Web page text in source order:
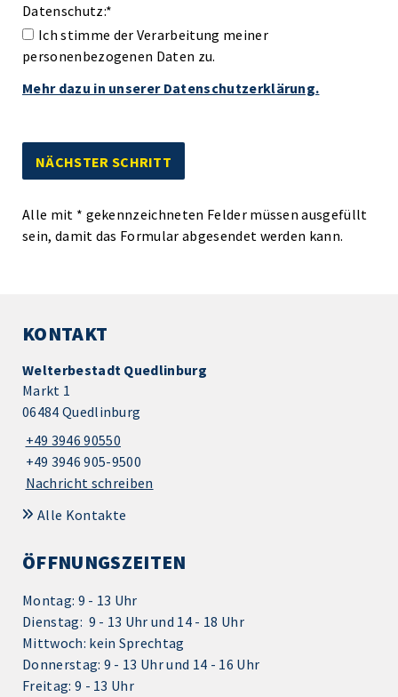
Datenschutz:*
Ich stimme der Verarbeitung meiner
personenbezogenen Daten zu.
Mehr dazu in unserer Datenschutzerklärung.
Alle mit * gekennzeichneten Felder müssen ausgefüllt
sein, damit das Formular abgesendet werden kann.
KONTAKT
Welterbestadt Quedlinburg
Markt 1
06484 Quedlinburg
+49 3946 90550
+49 3946 905-9500
Nachricht schreiben
Alle Kontakte
ÖFFNUNGSZEITEN
Montag: 9 - 13 Uhr
Dienstag: 9 - 13 Uhr und 14 - 18 Uhr
Mittwoch: kein Sprechtag
Donnerstag: 9 - 13 Uhr und 14 - 16 Uhr
Freitag: 9 - 13 Uhr